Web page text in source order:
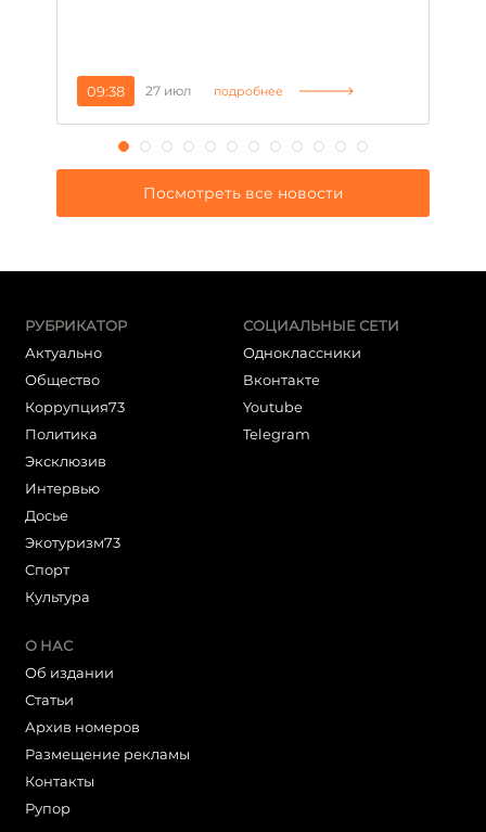
09:38 27 июл подробнее
Посмотреть все новости
РУБРИКАТОР
Актуально
Общество
Коррупция73
Политика
Эксклюзив
Интервью
Досье
Экотуризм73
Cпорт
Культура
СОЦИАЛЬНЫЕ СЕТИ
Одноклассники
Вконтакте
Youtube
Telegram
О НАС
Об издании
Статьи
Архив номеров
Размещение рекламы
Контакты
Рупор